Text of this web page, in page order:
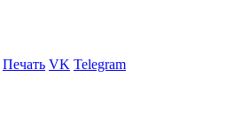
Печать VK Telegram